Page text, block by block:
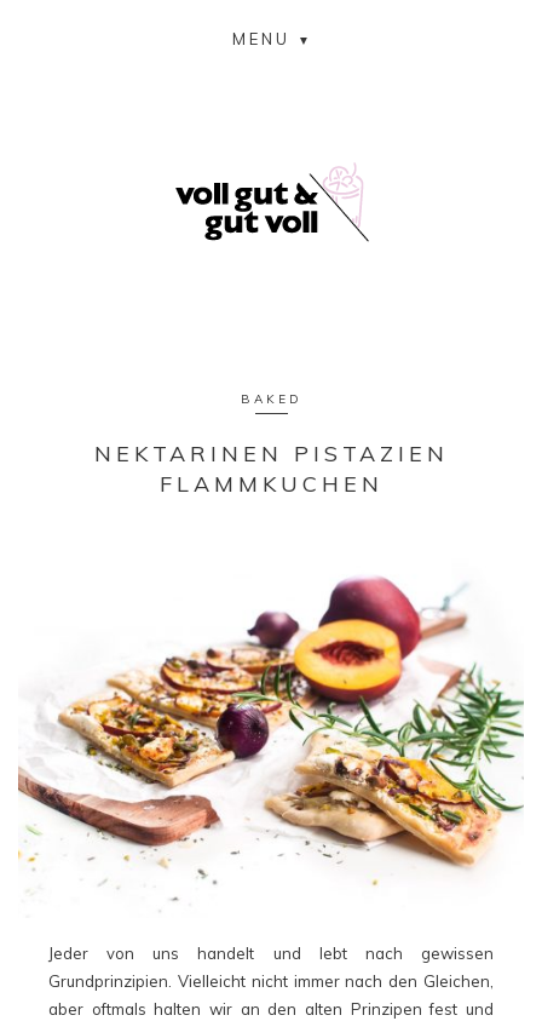
MENU
BAKED
NEKTARINEN PISTAZIEN
FLAMMKUCHEN
Jeder von uns handelt und lebt nach gewissen
Grundprinzipien. Vielleicht nicht immer nach den Gleichen,
aber oftmals halten wir an den alten Prinzipen fest und